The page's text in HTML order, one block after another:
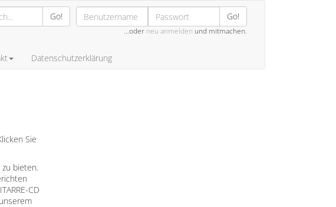
Go! Go!
…oder neu anmelden und mitmachen.
Datenschutzerklärung
Sie
bieten.
CD